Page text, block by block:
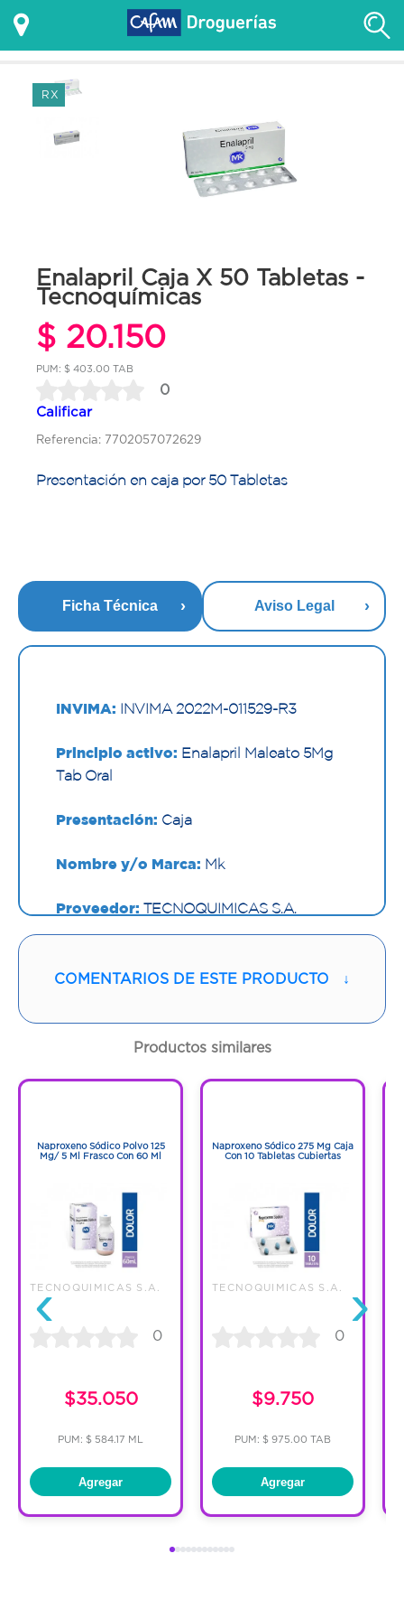
RX
Enalapril Caja X 50 Tabletas -
Tecnoquímicas
$ 20.150
PUM: $ 403.00 TAB
0
Calificar
Referencia: 7702057072629
Presentación en caja por 50 Tabletas
Ficha Técnica Aviso Legal
INVIMA: INVIMA 2022M-011529-R3
Principio activo: Enalapril Maleato 5Mg
Tab Oral
Presentación: Caja
Nombre y/o Marca: Mk
Proveedor: TECNOQUIMICAS S.A.
50 Tabletas
Código:660649
COMENTARIOS DE ESTE PRODUCTO ↓
Productos similares
‹
Naproxeno Sódico Polvo 125
Mg/ 5 Ml Frasco Con 60 Ml
TECNOQUIMICAS S.A.
0
$35.050
PUM: $ 584.17 ML
Agregar
Naproxeno Sódico 275 Mg Caja
Con 10 Tabletas Cubiertas
TECNOQUIMICAS S.A.
0
$9.750
PUM: $ 975.00 TAB
Agregar
›